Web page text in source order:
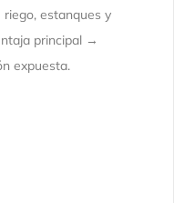
estanques y
principal →
expuesta.